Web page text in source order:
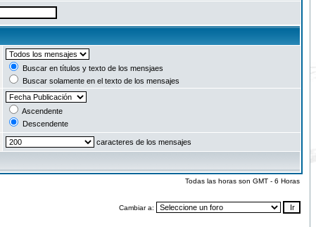
Buscar en títulos y texto de los mensjaes
Buscar solamente en el texto de los mensajes
Ascendente
Descendente
caracteres de los mensajes
Todas las horas son GMT - 6 Horas
Cambiar a: